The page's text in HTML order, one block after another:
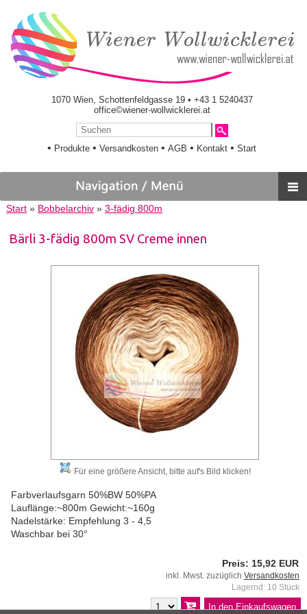
1070 Wien, Schottenfeldgasse 19 • +43 1 5240437
office©wiener-wollwicklerei.at
• Produkte •Versandkosten •AGB • Kontakt •Start
Start» Bobbelarchiv» 3-fädig 800m
Bärli 3-fädig 800m SV Creme innen
Für eine größere Ansicht, bitte auf's Bild klicken!
Farbverlaufsgarn 50%BW 50%PA
Lauflänge:~800m Gewicht:~160g
Nadelstärke: Empfehlung 3 - 4,5
Waschbar bei 30°
Preis: 15,92 EUR
inkl. Mwst. zuzüglich Versandkosten
Lagernd: 10 Stück